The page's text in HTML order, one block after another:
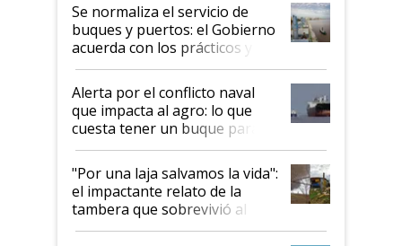
Se normaliza el servicio de
buques y puertos: el Gobierno
acuerda con los prácticos y
suspende el decreto de
desregulación
Alerta por el conflicto naval
que impacta al agro: lo que
cuesta tener un buque parado
y el peligro de que Argentina
pase a ser "país sucio"
"Por una laja salvamos la vida":
el impactante relato de la
tambera que sobrevivió al
tornado